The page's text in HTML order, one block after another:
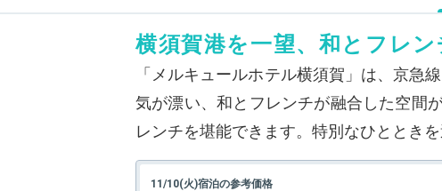
横須賀港を一望、和とフレ
「メルキュールホテル横須賀」は、京急
気が漂い、和とフレンチが融合した空間
レンチを堪能できます。特別なひととき
11/10(火)宿泊の参考価格